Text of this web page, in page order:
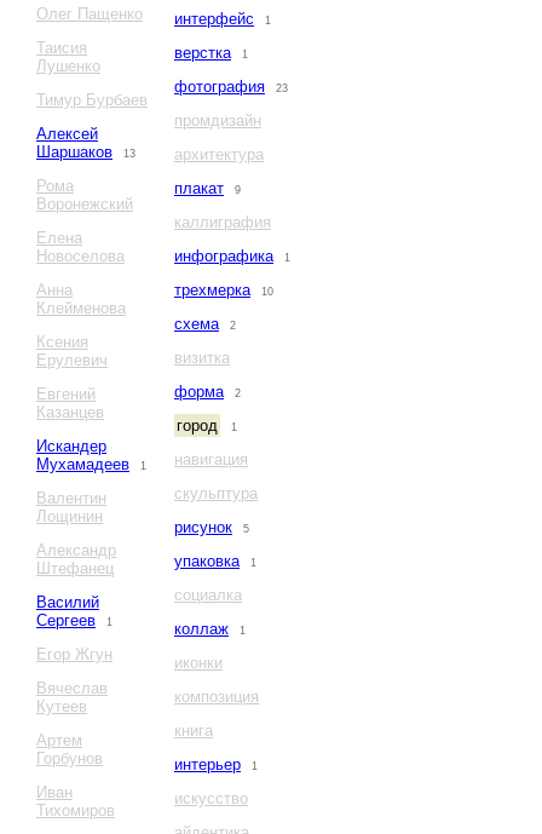
Олег Пащенко
Таисия
Лушенко
Тимур Бурбаев
Алексей
Шаршаков
13
Рома
Воронежский
Елена
Новоселова
Анна
Клейменова
Ксения
Ерулевич
Евгений
Казанцев
Искандер
Мухамадеев
1
Валентин
Лощинин
Александр
Штефанец
Василий
Сергеев
1
Егор Жгун
Вячеслав
Кутеев
Артем
Горбунов
Иван
Тихомиров
интерфейс
1
верстка 1
фотография 23
промдизайн
архитектура
плакат
9
каллиграфия
инфографика
1
трехмерка 10
схема 2
визитка
форма
2
город 1
навигация
скульптура
рисунок
5
упаковка 1
социалка
коллаж
1
иконки
композиция
книга
интерьер
1
искусство